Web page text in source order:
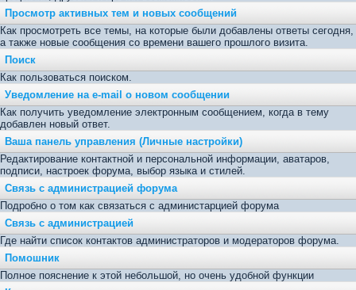
Просмотр активных тем и новых сообщений
Как просмотреть все темы, на которые были добавлены ответы сегодня,
а также новые сообщения со времени вашего прошлого визита.
Поиск
Как пользоваться поиском.
Уведомление на е-mail о новом сообщении
Как получить уведомление электронным сообщением, когда в тему
добавлен новый ответ.
Ваша панель управления (Личные настройки)
Редактирование контактной и персональной информации, аватаров,
подписи, настроек форума, выбор языка и стилей.
Связь с администрацией форума
Подробно о том как связаться с администарцией форума
Связь с администрацией
Где найти список контактов администраторов и модераторов форума.
Помошник
Полное пояснение к этой небольшой, но очень удобной функции